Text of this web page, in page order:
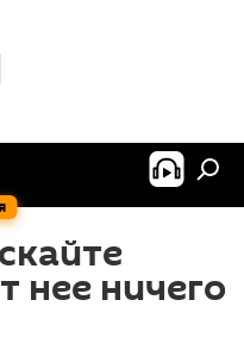
нее ничего